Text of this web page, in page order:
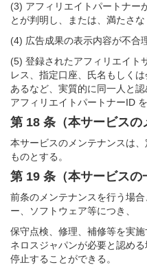
(3) アフィリエイトパートナー
とが判明し、または、満たさ
(4) 広告成果の表示内容が不合
(5) 登録されたアフィリエイト
レス、指定口座、氏名もしく
あるなど、実質的に同一人と
アフィリエイトパートナーID
第 18 条（本サービスの
本サービスのメンテナンスは
ものとする。
第 19 条（本サービスの
前条のメンテナンスを行う場
ー、ソフトウェア等につき、
保守点検、修理、補修等を実
ネロスジャパンが必要と認め
停止することができる。